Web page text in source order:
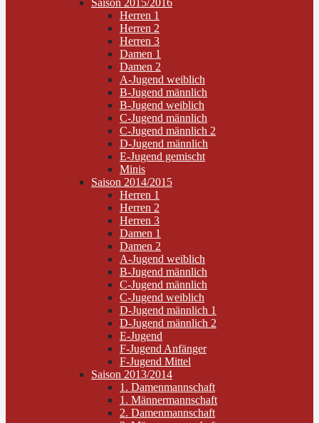
Saison 2015/2016
Herren 1
Herren 2
Herren 3
Damen 1
Damen 2
A-Jugend weiblich
B-Jugend männlich
B-Jugend weiblich
C-Jugend männlich
C-Jugend männlich 2
D-Jugend männlich
E-Jugend gemischt
Minis
Saison 2014/2015
Herren 1
Herren 2
Herren 3
Damen 1
Damen 2
A-Jugend weiblich
B-Jugend männlich
C-Jugend männlich
C-Jugend weiblich
D-Jugend männlich 1
D-Jugend männlich 2
E-Jugend
F-Jugend Anfänger
F-Jugend Mittel
Saison 2013/2014
1. Damenmannschaft
1. Männermannschaft
2. Damenmannschaft